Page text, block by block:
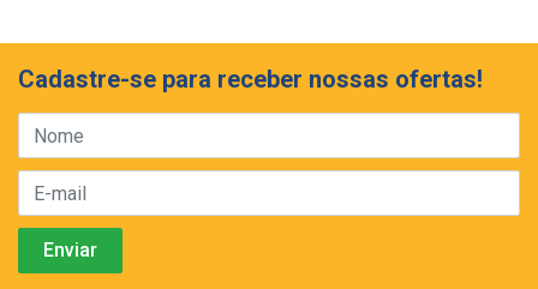
Cadastre-se para receber nossas ofertas!